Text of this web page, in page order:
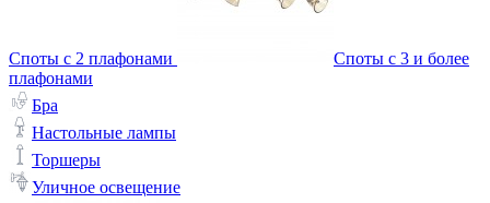
Споты с 2 плафонами
Споты с 3 и более
плафонами
Бра
Настольные лампы
Торшеры
Уличное освещение